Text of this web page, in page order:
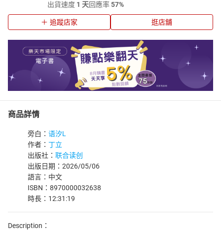
出貨速度 1 天回應率57%
追蹤店家 逛店舖
商品詳情
旁白： 语汐L
作者： 丁立
出版社： 联合读创
出版日期：2026/05/06
語言：中文
ISBN：8970000032638
時長：12:31:19
Description：